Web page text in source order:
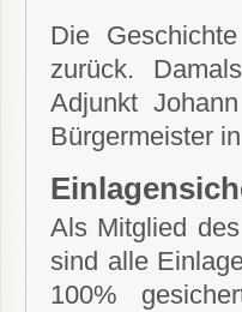
Die
zurück.
Adjunkt
Bürgermeister
Als Mitglied
sind alle
100%